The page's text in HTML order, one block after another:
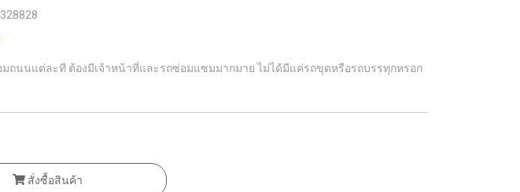
มถนนแต่ละที ต้องมีเจ้าหน้าที่และรถซ่อมแซมมากมาย ไม่ได้มีแค่รถขุดหรือรถบรรทุกหรอก
สั่งซื้อสินค้า